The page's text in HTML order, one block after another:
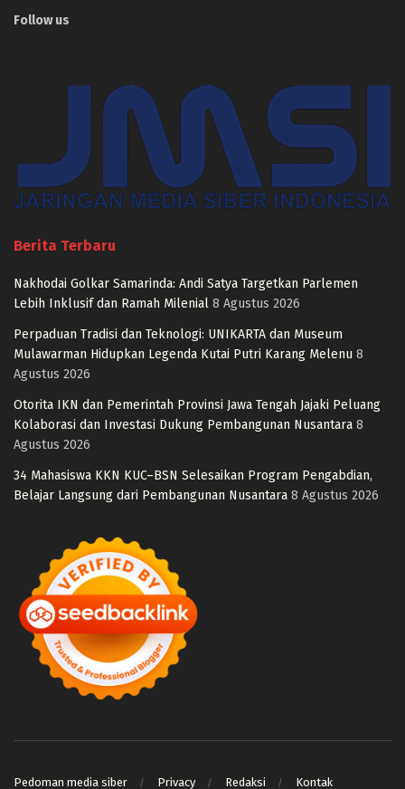
Follow us
Berita Terbaru
Nakhodai Golkar Samarinda: Andi Satya Targetkan Parlemen
Lebih Inklusif dan Ramah Milenial 8 Agustus 2026
Perpaduan Tradisi dan Teknologi: UNIKARTA dan Museum
Mulawarman Hidupkan Legenda Kutai Putri Karang Melenu 8
Agustus 2026
Otorita IKN dan Pemerintah Provinsi Jawa Tengah Jajaki Peluang
Kolaborasi dan Investasi Dukung Pembangunan Nusantara 8
Agustus 2026
34 Mahasiswa KKN KUC–BSN Selesaikan Program Pengabdian,
Belajar Langsung dari Pembangunan Nusantara 8 Agustus 2026
Pedoman media siber Privacy Redaksi Kontak